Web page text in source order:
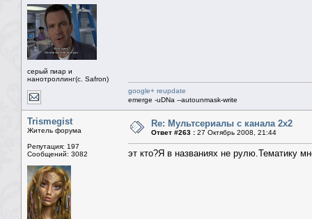
серый пиар и
нанотроллинг(с. Safron)
google+ reupdate
emerge -uDNa --autounmask-write
Trismegist
Житель форума
Репутация: 197
Сообщений: 3082
Re: Мультсериалы с канала 2х2
Ответ #263 : 27 Октябрь 2008, 21:44
эт кто?Я в названиях не рулю.Тематику